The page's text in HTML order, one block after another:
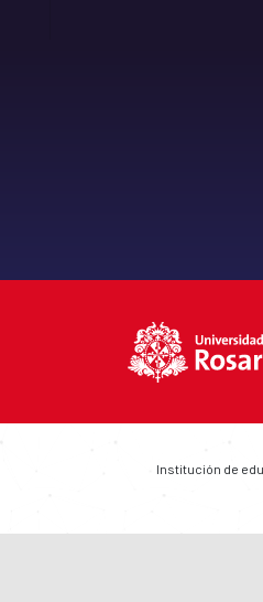
Institución de